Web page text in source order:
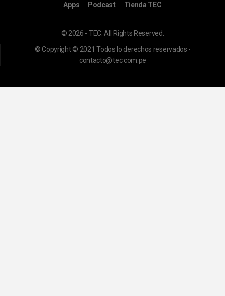
Apps
Podcast Tienda TEC
© 2026 - TEC. All Rights Reserved.
© Copyright © 2021 Todos lo derechos reservados -
contacto@tec.com.pe